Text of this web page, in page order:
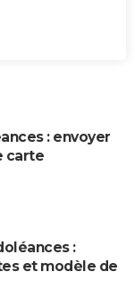
: envoyer
carte
:
et modèle de